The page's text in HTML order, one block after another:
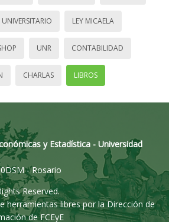
UNIVERSITARIO LEY MICAELA
UNR CONTABILIDAD
CHARLAS LIBROS
y Estadística - Universidad
- Rosario
Reserved.
herramientas libres por la Dirección de
de FCEyE